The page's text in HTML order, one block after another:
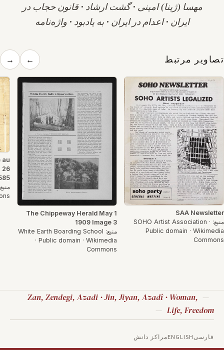
مهسا (ژینا) امینی ·گشت ارشاد ·قانون حجاب در
ایران ·اعدام در ایران ·به یادبود · واژه‌نامه
تصاویر مرتبط ←
→
SAA Newsletter
منبع: SOHO Artist Association ·
Public domain · Wikimedia
Commons
The Chippeway Herald May 1
1909 Image 3
منبع: White Earth Boarding School
· Public domain · Wikimedia
Commons
au
26
Zan, Zendegi, Azadi · Jin, Jiyan, Azadî · Woman,
Life, Freedom
فارسیENGLISHمراکز دانش